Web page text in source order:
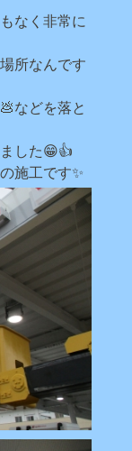
なく非常に
所なんです
などを落と
した😁👍
施工です✨